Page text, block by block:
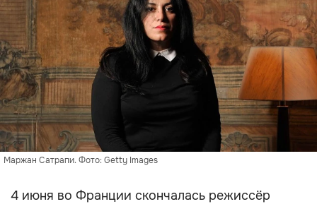
Маржан Сатрапи. Фото: Getty Images
4 июня во Франции скончалась режиссёр